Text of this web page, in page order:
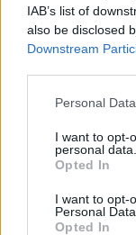
IAB’s list of
also be disclosed
Downstream
Please note that
not limited to your
grant or deny
use your data for
consent section.
Personal
I want to opt-
personal data.
Opted In
I want to opt-
Personal Data.
Opted In